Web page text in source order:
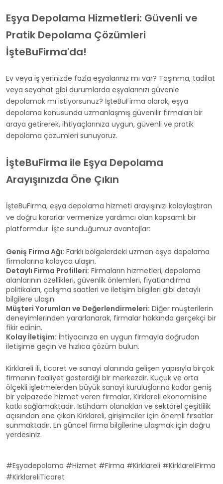
Eşya Depolama Hizmetleri: Güvenli ve
Pratik Depolama Çözümleri
İşteBuFirma'da!
Ev veya iş yerinizde fazla eşyalarınız mı var? Taşınma, tadilat
veya seyahat gibi durumlarda eşyalarınızı güvenle
depolamak mı istiyorsunuz? İşteBuFirma olarak, eşya
depolama konusunda uzmanlaşmış güvenilir firmaları bir
araya getirerek, ihtiyaçlarınıza uygun, güvenli ve pratik
depolama çözümleri sunuyoruz.
İşteBuFirma ile Eşya Depolama
Arayışınızda Öne Çıkın
İşteBuFirma, eşya depolama hizmeti arayışınızı kolaylaştıran
ve doğru kararlar vermenize yardımcı olan kapsamlı bir
platformdur. İşte sunduğumuz avantajlar:
Geniş Firma Ağı: Farklı bölgelerdeki uzman eşya depolama
firmalarına kolayca ulaşın.
Detaylı Firma Profilleri: Firmaların hizmetleri, depolama
alanlarının özellikleri, güvenlik önlemleri, fiyatlandırma
politikaları, çalışma saatleri ve iletişim bilgileri gibi detaylı
bilgilere ulaşın.
Müşteri Yorumları ve Değerlendirmeleri: Diğer müşterilerin
deneyimlerinden yararlanarak, firmalar hakkında gerçekçi bir
fikir edinin.
Kolay İletişim: İhtiyacınıza en uygun firmayla doğrudan
iletişime geçin ve hızlıca çözüm bulun.
Kirklareli ili, ticaret ve sanayi alanında gelişen yapısıyla birçok
firmanın faaliyet gösterdiği bir merkezdir. Küçük ve orta
ölçekli işletmelerden büyük sanayi kuruluşlarına kadar geniş
bir yelpazede hizmet veren firmalar, Kirklareli ekonomisine
katkı sağlamaktadır. İstihdam olanakları ve sektörel çeşitlilik
açısından öne çıkan Kirklareli, girişimciler için önemli fırsatlar
sunmaktadır. En güncel firma bilgilerine ulaşmak için doğru
yerdesiniz.
#Eşyadepolama #Hizmet #Firma #Kirklareli #KirklareliFirma
#KirklareliTicaret